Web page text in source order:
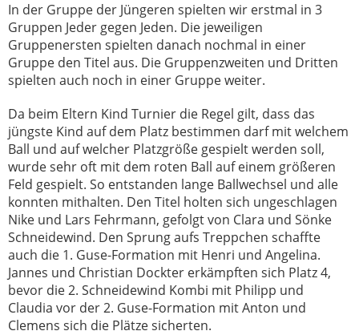
In der Gruppe der Jüngeren spielten wir erstmal in 3
Gruppen Jeder gegen Jeden. Die jeweiligen
Gruppenersten spielten danach nochmal in einer
Gruppe den Titel aus. Die Gruppenzweiten und Dritten
spielten auch noch in einer Gruppe weiter.
Da beim Eltern Kind Turnier die Regel gilt, dass das
jüngste Kind auf dem Platz bestimmen darf mit welchem
Ball und auf welcher Platzgröße gespielt werden soll,
wurde sehr oft mit dem roten Ball auf einem größeren
Feld gespielt. So entstanden lange Ballwechsel und alle
konnten mithalten. Den Titel holten sich ungeschlagen
Nike und Lars Fehrmann, gefolgt von Clara und Sönke
Schneidewind. Den Sprung aufs Treppchen schaffte
auch die 1. Guse-Formation mit Henri und Angelina.
Jannes und Christian Dockter erkämpften sich Platz 4,
bevor die 2. Schneidewind Kombi mit Philipp und
Claudia vor der 2. Guse-Formation mit Anton und
Clemens sich die Plätze sicherten.